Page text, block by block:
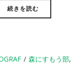
続きを読む
森にすもう部,